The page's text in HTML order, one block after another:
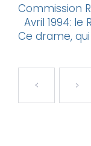
Commission
Avril 1994:
Ce drame,